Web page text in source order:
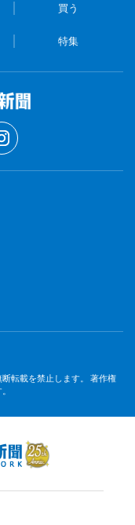
買う
特集
転載を禁止します。 著作権